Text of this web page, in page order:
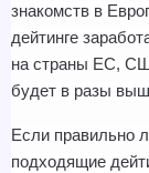
знакомств в
дейтинге
на страны ЕС,
будет в разы
Если правильно
подходящие